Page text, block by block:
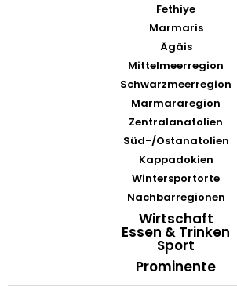
Fethiye
Marmaris
Ägäis
Mittelmeerregion
Schwarzmeerregion
Marmararegion
Zentralanatolien
Süd-/Ostanatolien
Kappadokien
Wintersportorte
Nachbarregionen
Wirtschaft
Essen & Trinken
Sport
Prominente